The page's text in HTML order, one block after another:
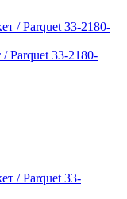
Parquet 33-2180-